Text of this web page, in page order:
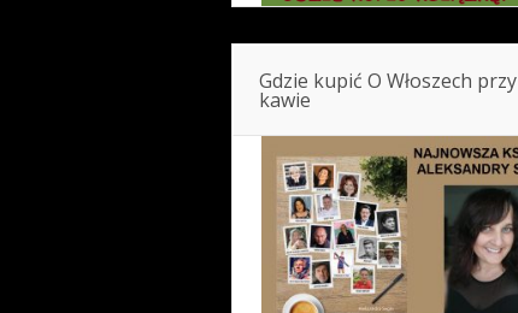
Gdzie kupić O Włoszech przy
kawie